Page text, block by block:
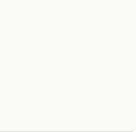
она никогда не
женщины — это
женщина полюбит
профессионала), она
Маргарита, как
текстах это участь
эта схема отработана:
узнала чувства, и
так же, как и Гретхен